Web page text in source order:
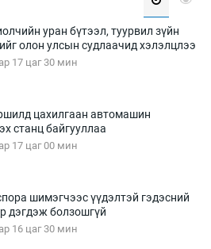
уран бүтээл, туурвил зүйн
олон улсын судлаачид хэлэлцлээ
17 цаг 30 мин
цахилгаан автомашин
станц байгууллаа
17 цаг 00 мин
шимэгчээс үүдэлтэй гэдэсний
дэгдэж болзошгүй
16 цаг 30 мин